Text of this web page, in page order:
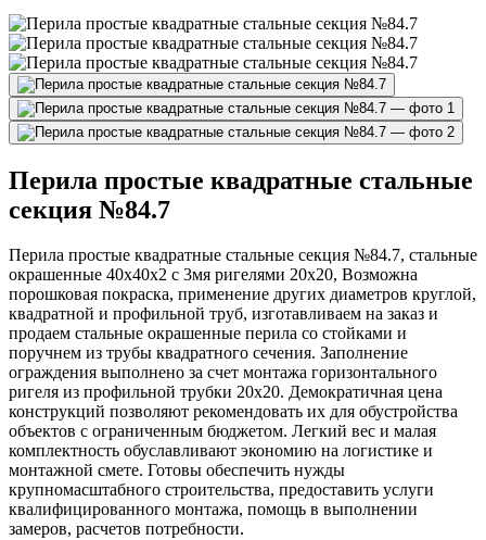
Перила простые квадратные стальные
секция №84.7
Перила простые квадратные стальные секция №84.7, стальные
окрашенные 40х40х2 с 3мя ригелями 20х20, Возможна
порошковая покраска, применение других диаметров круглой,
квадратной и профильной труб, изготавливаем на заказ и
продаем стальные окрашенные перила со стойками и
поручнем из трубы квадратного сечения. Заполнение
ограждения выполнено за счет монтажа горизонтального
ригеля из профильной трубки 20х20. Демократичная цена
конструкций позволяют рекомендовать их для обустройства
объектов с ограниченным бюджетом. Легкий вес и малая
комплектность обуславливают экономию на логистике и
монтажной смете. Готовы обеспечить нужды
крупномасштабного строительства, предоставить услуги
квалифицированного монтажа, помощь в выполнении
замеров, расчетов потребности.